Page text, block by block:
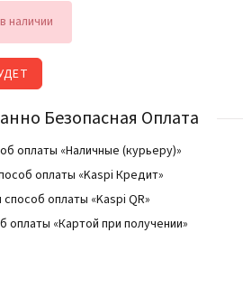
наличии
Безопасная Оплата